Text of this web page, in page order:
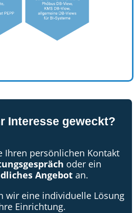
Interesse geweckt?
Ihren persönlichen Kontakt
oder ein
Angebotan.
wir eine individuelle Lösung
Einrichtung.